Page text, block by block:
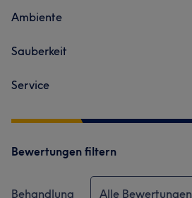
Ambiente
Sauberkeit
Service
Bewertungen filtern
Behandlung Alle Bewertungen